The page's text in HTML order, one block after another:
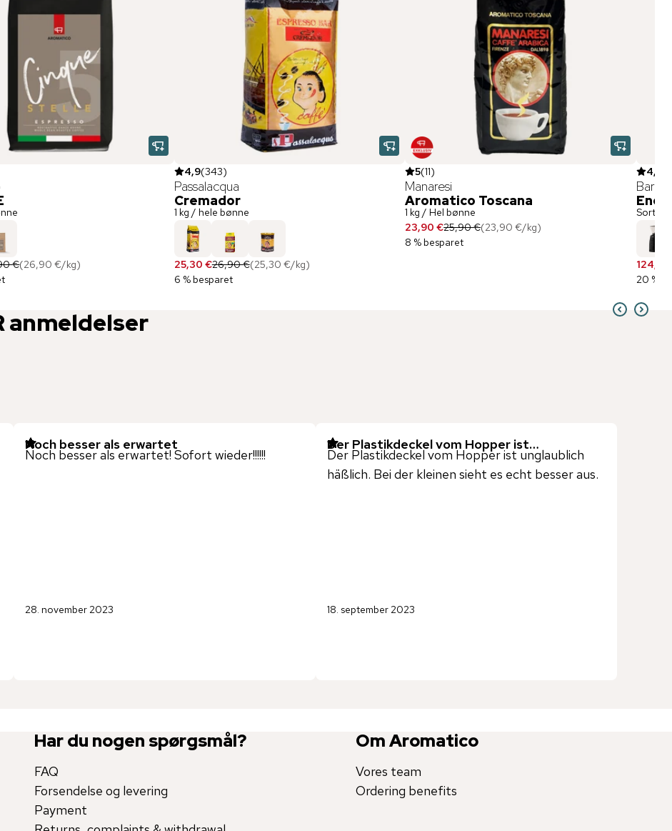
€(26,90 €/kg)
4,9(343)
Passalacqua
Cremador
1 kg / hele bønne
25,30 €26,90 €(25,30 €/kg)
6 % besparet
5(11)
Manaresi
Aromatico Toscana
1 kg / Hel bønne
23,90 €25,90 €(23,90 €/kg)
8 % besparet
4,7
Sort
20 %
anmeldelser
Noch besser als erwartet
Noch besser als erwartet! Sofort wieder!!!!!!
28. november 2023
Der Plastikdeckel vom Hopper ist…
Der Plastikdeckel vom Hopper ist unglaublich
häßlich. Bei der kleinen sieht es echt besser aus.
18. september 2023
Har du nogen spørgsmål?
FAQ
Forsendelse og levering
Payment
Om Aromatico
Vores team
Ordering benefits